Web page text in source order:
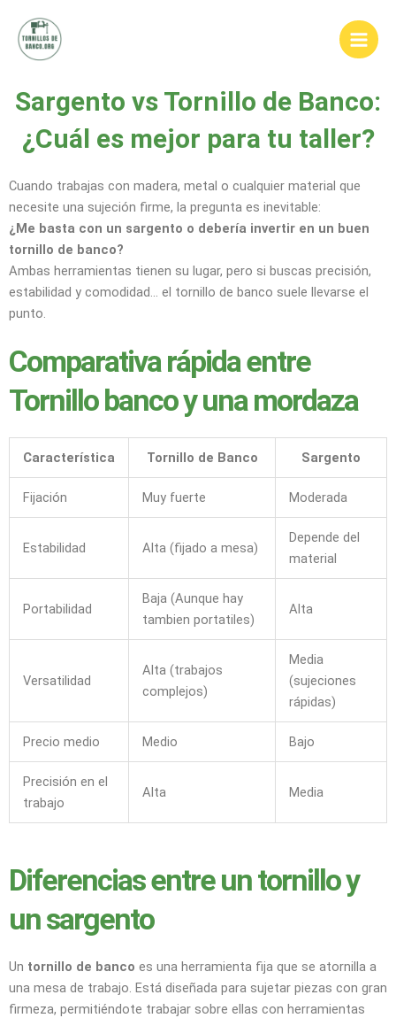
contenido
Main
Menu
Sargento vs Tornillo de Banco:
¿Cuál es mejor para tu taller?
Cuando trabajas con madera, metal o cualquier material que
necesite una sujeción firme, la pregunta es inevitable:
¿Me basta con un sargento o debería invertir en un buen
tornillo de banco?
Ambas herramientas tienen su lugar, pero si buscas precisión,
estabilidad y comodidad… el tornillo de banco suele llevarse el
punto.
Comparativa rápida entre
Tornillo banco y una mordaza
Característica Tornillo de Banco Sargento
Fijación Muy fuerte Moderada
Estabilidad Alta (fijado a mesa)
Depende del
material
Portabilidad
Baja (Aunque hay
tambien portatiles)
Alta
Versatilidad
Alta (trabajos
complejos)
Media
(sujeciones
rápidas)
Precio medio Medio Bajo
Precisión en el
trabajo
Alta Media
Diferencias entre un tornillo y
un sargento
Un tornillo de banco es una herramienta fija que se atornilla a
una mesa de trabajo. Está diseñada para sujetar piezas con gran
firmeza, permitiéndote trabajar sobre ellas con herramientas